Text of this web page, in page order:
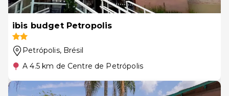
ibis budget Petropolis
Petrópolis, Brésil
A 4.5 km de Centre de Petrópolis